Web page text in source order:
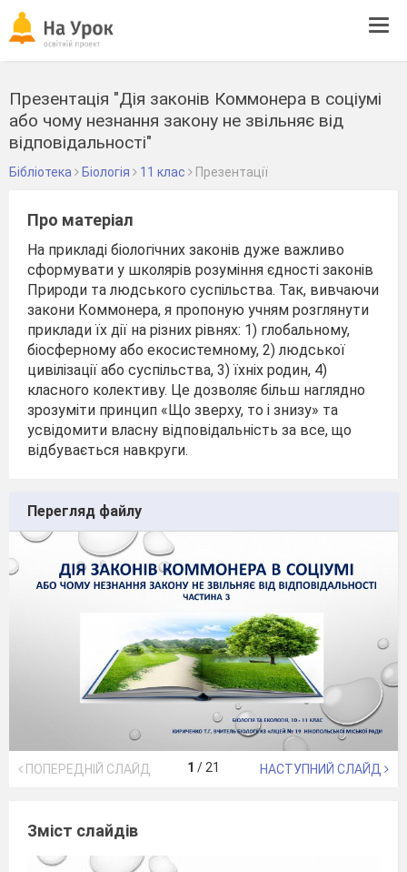
Презентація "Дія законів Коммонера в соціумі
або чому незнання закону не звільняє від
відповідальності"
Бібліотека Біологія 11 клас Презентації
Про матеріал
На прикладі біологічних законів дуже важливо
сформувати у школярів розуміння єдності законів
Природи та людського суспільства. Так, вивчаючи
закони Коммонера, я пропоную учням розглянути
приклади їх дії на різних рівнях: 1) глобальному,
біосферному або екосистемному, 2) людської
цивілізації або суспільства, 3) їхніх родин, 4)
класного колективу. Це дозволяє більш наглядно
зрозуміти принцип «Що зверху, то і знизу» та
усвідомити власну відповідальність за все, що
відбувається навкруги.
Перегляд файлу
ПОПЕРЕДНІЙ СЛАЙД 1 / 21 НАСТУПНИЙ СЛАЙД
Зміст слайдів